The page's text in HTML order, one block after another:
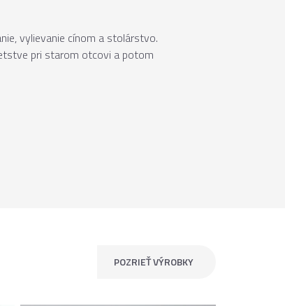
vylievanie cínom a stolárstvo.
pri starom otcovi a potom
POZRIEŤ VÝROBKY